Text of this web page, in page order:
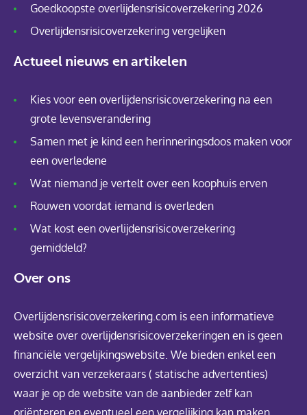
Goedkoopste overlijdensrisicoverzekering 2026
Overlijdensrisicoverzekering vergelijken
Actueel nieuws en artikelen
Kies voor een overlijdensrisicoverzekering na een
grote levensverandering
Samen met je kind een herinneringsdoos maken voor
een overledene
Wat niemand je vertelt over een koophuis erven
Rouwen voordat iemand is overleden
Wat kost een overlijdensrisicoverzekering
gemiddeld?
Over ons
Overlijdensrisicoverzekering.com is een informatieve
website over overlijdensrisicoverzekeringen en is geen
financiële vergelijkingswebsite. We bieden enkel een
overzicht van verzekeraars ( statische advertenties)
waar je op de website van de aanbieder zelf kan
oriënteren en eventueel een vergelijking kan maken.